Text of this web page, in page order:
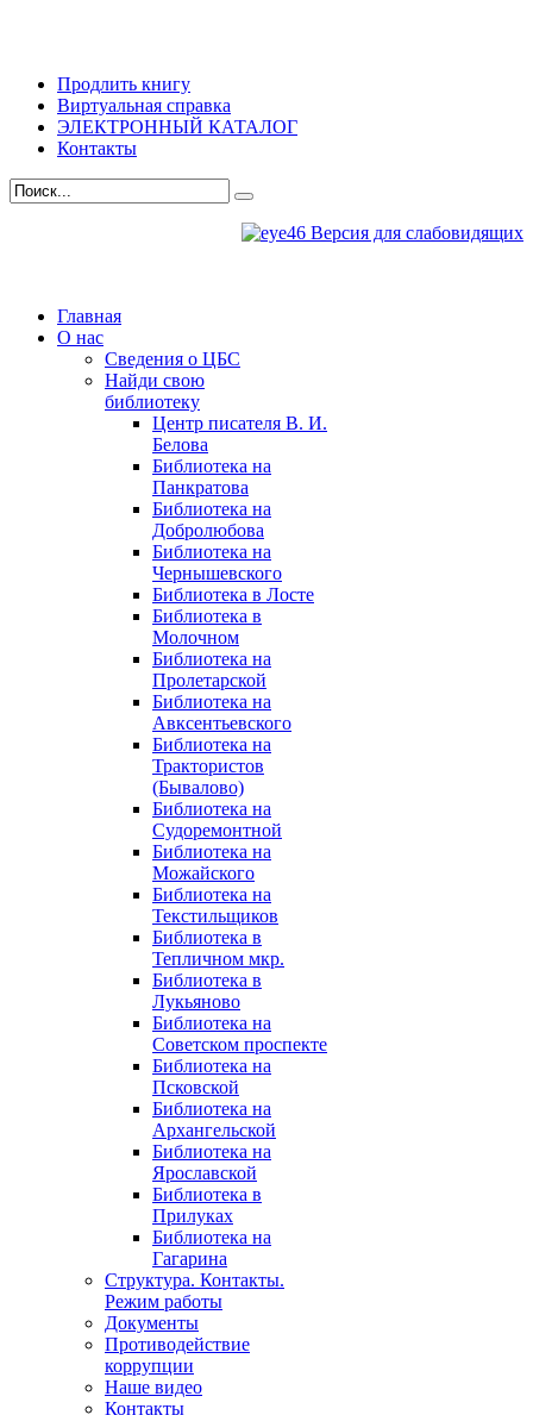
Продлить книгу
Виртуальная справка
ЭЛЕКТРОННЫЙ КАТАЛОГ
Контакты
Версия для слабовидящих
Главная
О нас
Сведения о ЦБС
Найди свою
библиотеку
Центр писателя В. И.
Белова
Библиотека на
Панкратова
Библиотека на
Добролюбова
Библиотека на
Чернышевского
Библиотека в Лосте
Библиотека в
Молочном
Библиотека на
Пролетарской
Библиотека на
Авксентьевского
Библиотека на
Трактористов
(Бывалово)
Библиотека на
Судоремонтной
Библиотека на
Можайского
Библиотека на
Текстильщиков
Библиотека в
Тепличном мкр.
Библиотека в
Лукьяново
Библиотека на
Советском проспекте
Библиотека на
Псковской
Библиотека на
Архангельской
Библиотека на
Ярославской
Библиотека в
Прилуках
Библиотека на
Гагарина
Структура. Контакты.
Режим работы
Документы
Противодействие
коррупции
Наше видео
Контакты